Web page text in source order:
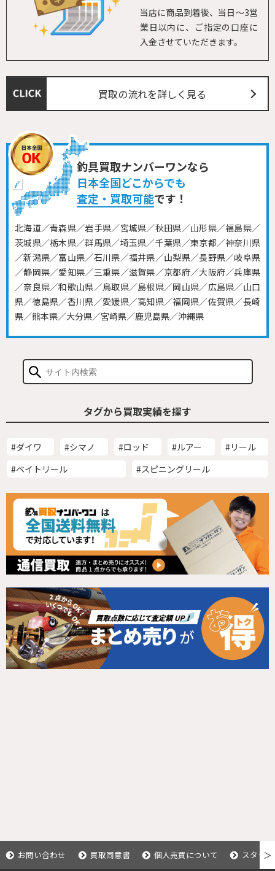
当店に商品到着後、当日～3営
業日以内に、ご指定の口座に
入金させていただきます。
買取の流れを詳しく見る
釣具買取ナンバーワンなら
日本全国どこからでも
査定・買取可能です！
北海道／青森県／岩手県／宮城県／秋田県／山形県／福島県／
茨城県／栃木県／群馬県／埼玉県／千葉県／東京都／神奈川県
／新潟県／富山県／石川県／福井県／山梨県／長野県／岐阜県
／静岡県／愛知県／三重県／滋賀県／京都府／大阪府／兵庫県
／奈良県／和歌山県／鳥取県／島根県／岡山県／広島県／山口
県／徳島県／香川県／愛媛県／高知県／福岡県／佐賀県／長崎
県／熊本県／大分県／宮崎県／鹿児島県／沖縄県
タグから買取実績を探す
#ダイワ #シマノ #ロッド #ルアー
#リール
#ベイトリール
#スピニングリール
お問い合わせ 買取同意書 個人売買について スタッ＞